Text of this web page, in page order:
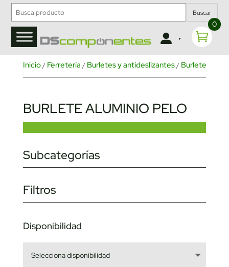
Buscar
0
Inicio/ Ferretería / Burletes y antideslizantes/ Burletes
BURLETE ALUMINIO PELO
Subcategorías
Filtros
Disponibilidad